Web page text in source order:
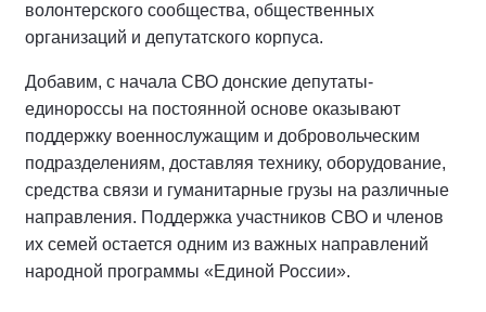
волонтерского сообщества, общественных
организаций и депутатского корпуса.
Добавим, с начала СВО донские депутаты-
единороссы на постоянной основе оказывают
поддержку военнослужащим и добровольческим
подразделениям, доставляя технику, оборудование,
средства связи и гуманитарные грузы на различные
направления. Поддержка участников СВО и членов
их семей остается одним из важных направлений
народной программы «Единой России».